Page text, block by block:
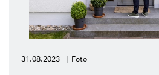
31.08.2023 Foto